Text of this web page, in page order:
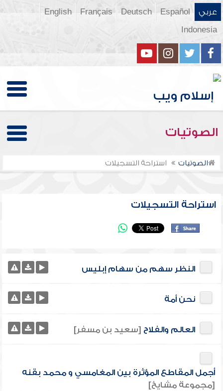
عربي Español
Deutsch
Français
English
Indonesia
الصوتيات
الصوتيات استراحة التسجيلات
استراحة التسجيلات
النظر سهم من سهام إبليس
نحن أمة
العالم والفلاح [سعيد بن مسفر]
أجمل المقاطع المؤثرة بين المغامسي و محمد بقنه
[مجموعة مشايخ]